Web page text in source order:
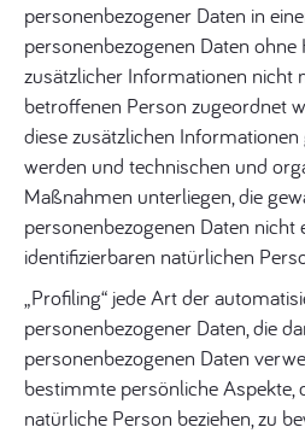
personenbezogener Daten in
personenbezogenen Daten ohne
zusätzlicher Informationen nicht
betroffenen Person zugeordnet
diese zusätzlichen
werden und technischen und
Maßnahmen unterliegen, die
personenbezogenen Daten nicht
identifizierbaren natürlichen
„Profiling“ jede Art der
personenbezogener Daten, die
personenbezogenen Daten
bestimmte persönliche Aspekte,
natürliche Person beziehen, zu